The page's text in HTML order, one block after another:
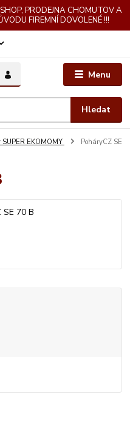
PRODEJNA CHOMUTOV A
FIREMNÍ DOVOLENÉ !!!
Menu
Hledat
EKOMOMY
PoháryCZ SE